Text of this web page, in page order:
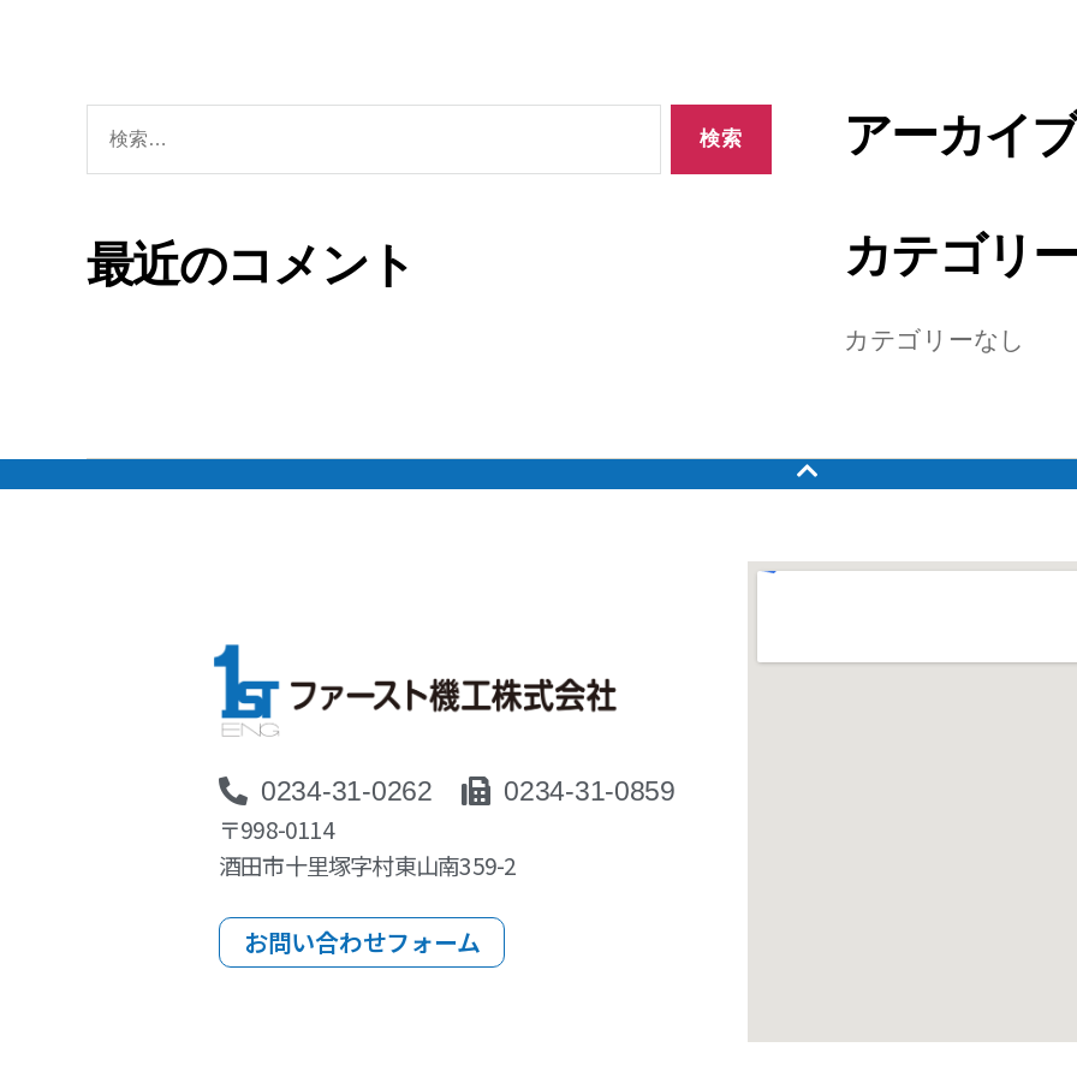
最近のコメント
アーカイ
カテゴリ
カテゴリーなし
0234-31-0262 0234-31-0859
〒998-0114
酒田市十里塚字村東山南359-2
お問い合わせフォーム